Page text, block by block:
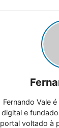
Fernando Vale
digital e
portal voltado à